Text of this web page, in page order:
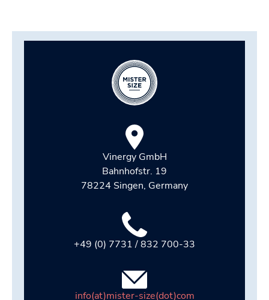
Vinergy GmbH
Bahnhofstr. 19
78224 Singen, Germany
+49 (0) 7731 / 832 700-33
info(at)mister-size(dot)com